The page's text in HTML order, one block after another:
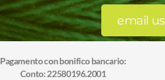
email us
Pagamento con bonifico bancario:
Conto: 22580196.2001